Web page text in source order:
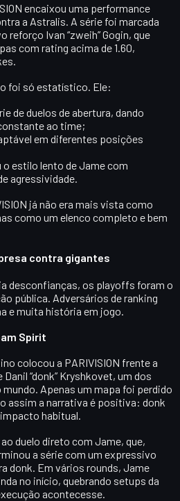
encaixou uma performance
a Astralis. A série foi marcada
reforço Ivan “zweih” Gogin, que
com rating acima de 1.60,
foi só estatístico. Ele:
de duelos de abertura, dando
ao time;
em diferentes posições
estilo lento de Jame com
agressividade.
já não era mais vista como
como um elenco completo e bem
contra gigantes
desconfianças, os playoffs foram o
pública. Adversários de ranking
e muita história em jogo.
Spirit
colocou a PARIVISION frente a
Danil “donk” Kryshkovet, um dos
Apenas um mapa foi perdido
assim a narrativa é positiva: donk
habitual.
duelo direto com Jame, que,
a série com um expressivo
donk. Em vários rounds, Jame
no início, quebrando setups da
acontecesse.